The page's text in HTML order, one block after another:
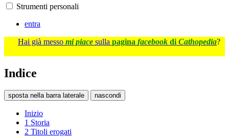
Strumenti personali
entra
Hai già messo mi piace sulla pagina facebook di Cathopedia?
Indice
sposta nella barra laterale nascondi
Inizio
1 Storia
2 Titoli erogati